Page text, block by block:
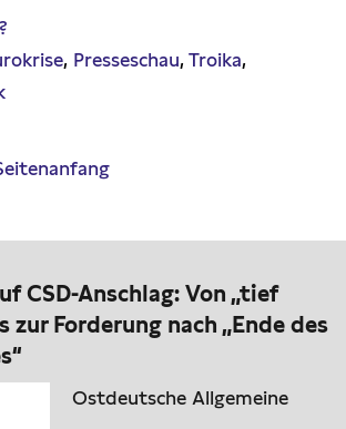
Presseschau Troika
CSD-Anschlag: Von „tief
zur Forderung nach „Ende des
Ostdeutsche Allgemeine